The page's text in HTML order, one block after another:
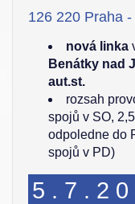
126 220 Praha
nová linka
Benátky nad
aut.st.
rozsah
spojů v SO,
odpoledne do
spojů v PD)